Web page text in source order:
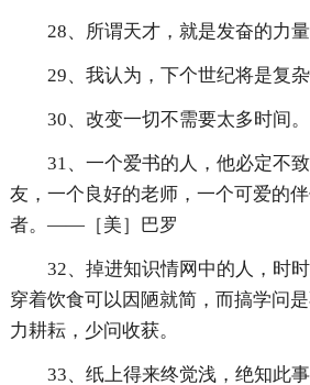
28、所谓天才，就是发奋的力
29、我认为，下个世纪将是复杂
30、改变一切不需要太多时间。
31、一个爱书的人，他必定不
友，一个良好的老师，一个可爱的
者。——［美］巴罗
32、掉进知识情网中的人，时
穿着饮食可以因陋就简，而搞学问
力耕耘，少问收获。
33、纸上得来终觉浅，绝知此